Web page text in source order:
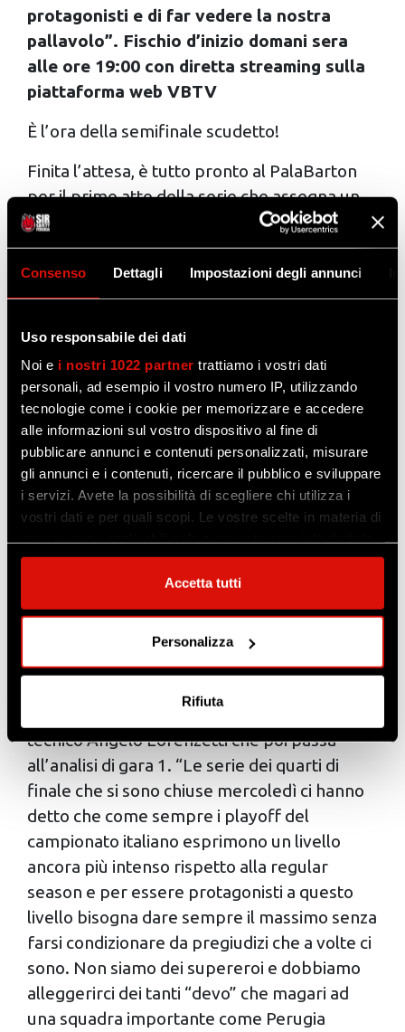
Consenso Dettagli Impostazioni degli annunci
Uso responsabile dei dati
Noi e i nostri 1022 partner trattiamo i vostri dati
personali, ad esempio il vostro numero IP, utilizzando
tecnologie come i cookie per memorizzare e accedere
alle informazioni sul vostro dispositivo al fine di
pubblicare annunci e contenuti personalizzati, misurare
gli annunci e i contenuti, ricercare il pubblico e sviluppare
i servizi. Avete la possibilità di scegliere chi utilizza i
vostri dati e per quali scopi. Le vostre scelte in materia di
privacy sono applicabili solo su questa proprietà digitale
in cui avete effettuato le vostre scelte. È possibile
modificare o revocare il proprio consenso in qualsiasi
momento dalla Dichiarazione sui cookie o facendo clic
Con il tuo consenso, vorremmo anche:
raccogliere informazioni sulla tua posizione
metro,
Identificare il tuo dispositivo, scansionandolo
attivamente alla ricerca di caratteristiche specifiche
Approfondisci come vengono elaborati i tuoi dati personali
e imposta le tue preferenze nellasezione dettagli. Puoi
modificare o ritirare il tuo consenso in qualsiasi momento
dalla Dichiarazione sui cookie.
Utilizziamo i cookie per personalizzare contenuti ed
annunci, per fornire funzionalità dei social media e per
analizzare il nostro traffico. Condividiamo inoltre
informazioni sul modo in cui utilizzi il nostro sito con i
nostri partner che si occupano di analisi dei dati web,
Accetta tutti
Personalizza
Rifiuta
protagonisti e di far vedere la nostra
pallavolo”. Fischio d’inizio domani sera
alle ore 19:00 con diretta streaming sulla
piattaforma web VBTV
È l’ora della semifinale scudetto!
Finita l’attesa, è tutto pronto al PalaBarton
per il primo atto della serie che assegna un
posto nella finale playoff con la Sir Susa Vim
Perugia che attende domani sera a Pian di
Massiano l’Allianz Milano per gara 1.
Fischio d’inizio domani alle ore 19:00 con
VBTV, serie al meglio delle cinque tra la
seconda e la sesta della regular season.
tecnico Angelo Lorenzetti che poi passa
all’analisi di gara 1. “Le serie dei quarti di
finale che si sono chiuse mercoledì ci hanno
detto che come sempre i playoff del
campionato italiano esprimono un livello
ancora più intenso rispetto alla regular
season e per essere protagonisti a questo
livello bisogna dare sempre il massimo senza
farsi condizionare da pregiudizi che a volte ci
sono. Non siamo dei supereroi e dobbiamo
alleggerirci dei tanti “devo” che magari ad
una squadra importante come Perugia